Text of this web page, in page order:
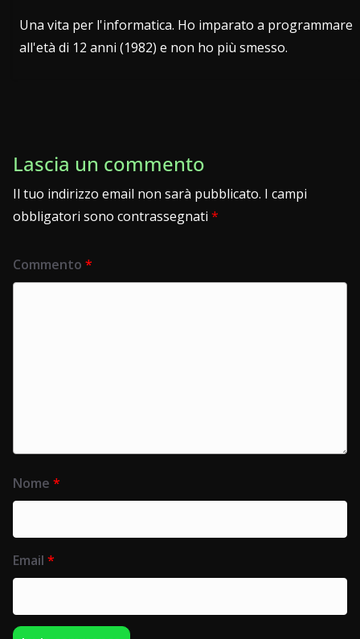
Una vita per l'informatica. Ho imparato a programmare
all'età di 12 anni (1982) e non ho più smesso.
Lascia un commento
Il tuo indirizzo email non sarà pubblicato. I campi
obbligatori sono contrassegnati *
Commento *
Nome *
Email *